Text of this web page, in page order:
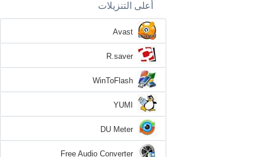
أعلى التنزيلات
Avast
R.saver
WinToFlash
YUMI
DU Meter
Free Audio Converter